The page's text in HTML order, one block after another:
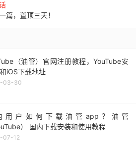
篇，置顶三天！
（油管）官网注册教程，YouTube安
iOS下载地址
03-30
用户如何下载油管app？油管
） 国内下载安装和使用教程
07-12